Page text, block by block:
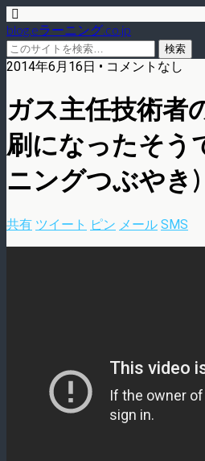
blog.eラーニング.co.jp
2014年6月16日 • コメントなし
ガス主任技術者
刷になったそう
ニングつぶやき)
共有 ツイート ピン メール SMS